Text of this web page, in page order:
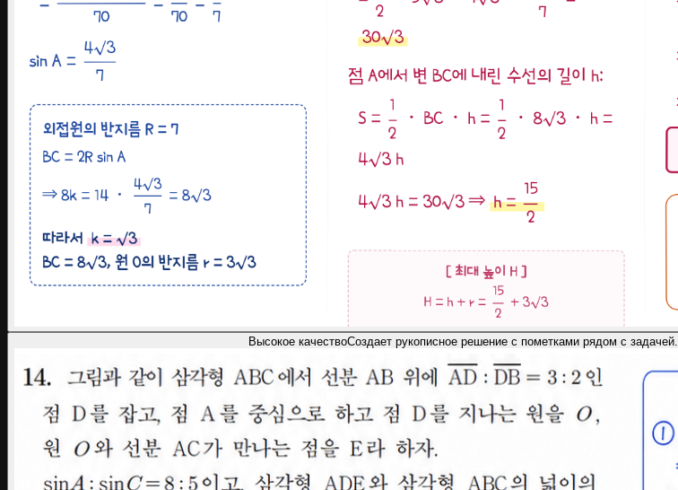
Высокое качествоСоздает рукописное решение с пометками рядом с задачей.